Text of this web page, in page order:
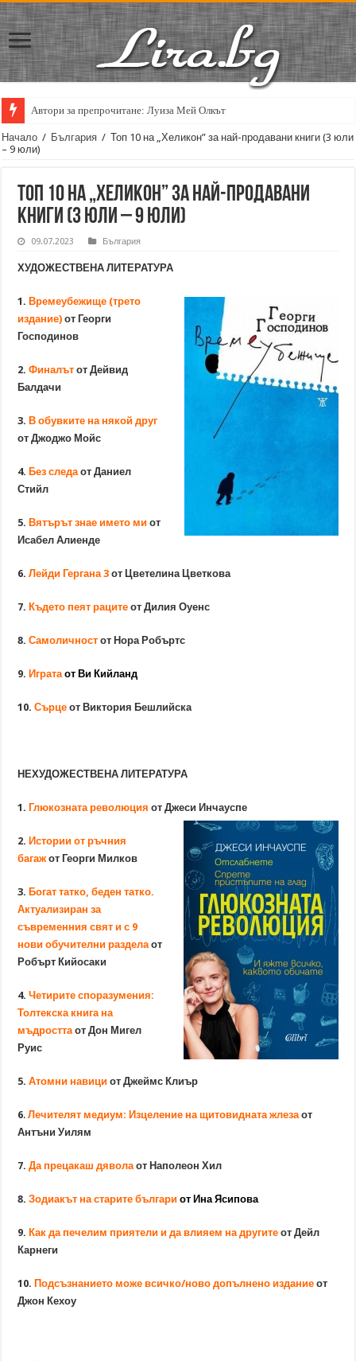
Автори за препрочитане: Луиза Мей Олкът
Кирил Кадийски: „Плачът на големия поет винаги е и сила, и
Начало / България / Топ 10 на „Хеликон” за най-продавани книги (3 юли
– 9 юли)
Топ 10 на „Хеликон” за най-продавани
книги (3 юли – 9 юли)
09.07.2023 България
ХУДОЖЕСТВЕНА ЛИТЕРАТУРА
1. Времеубежище (трето
издание) от Георги
Господинов
2.Финалът от Дейвид
Балдачи
3. В обувките на някой друг
от Джоджо Мойс
4. Без следаот Даниел
Стийл
5. Вятърът знае името ми от
Исабел Алиенде
6.Лейди Гергана 3 от Цветелина Цветкова
7. Където пеят раците от Дилия Оуенс
8.Самоличност от Нора Робъртс
9. Игратаот Ви Кийланд
10. Сърце от Виктория Бешлийска
НЕХУДОЖЕСТВЕНА ЛИТЕРАТУРА
1. Глюкозната революция от Джеси Инчауспе
2. Истории от ръчния
багаж от Георги Милков
3. Богат татко, беден татко.
Актуализиран за
съвременния свят и с 9
нови обучителни разделаот
Робърт Кийосаки
4.Четирите споразумения:
Толтекска книга на
мъдростта от Дон Мигел
Руис
5.Атомни навици от Джеймс Клиър
6.Лечителят медиум: Изцеление на щитовидната жлеза от
Антъни Уилям
7.Да прецакаш дяволаот Наполеон Хил
8.Зодиакът на старите българи от Ина Ясипова
9. Как да печелим приятели и да влияем на другите от Дейл
Карнеги
10. Подсъзнанието може всичко/ново допълнено издание от
Джон Кехоу